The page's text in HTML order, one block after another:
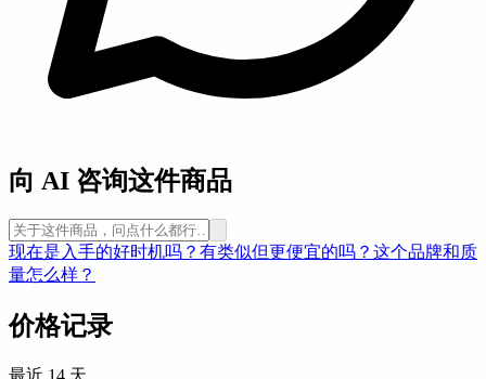
向 AI 咨询这件商品
现在是入手的好时机吗？ 有类似但更便宜的吗？ 这个品牌和质
量怎么样？
价格记录